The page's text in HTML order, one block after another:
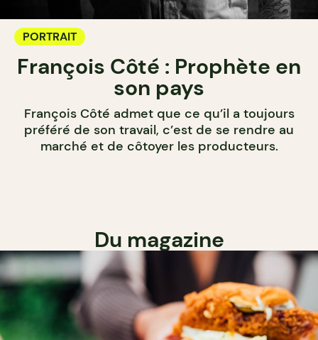
PORTRAIT
François Côté : Prophète en
son pays
François Côté admet que ce qu’il a toujours
préféré de son travail, c’est de se rendre au
marché et de côtoyer les producteurs.
Du magazine